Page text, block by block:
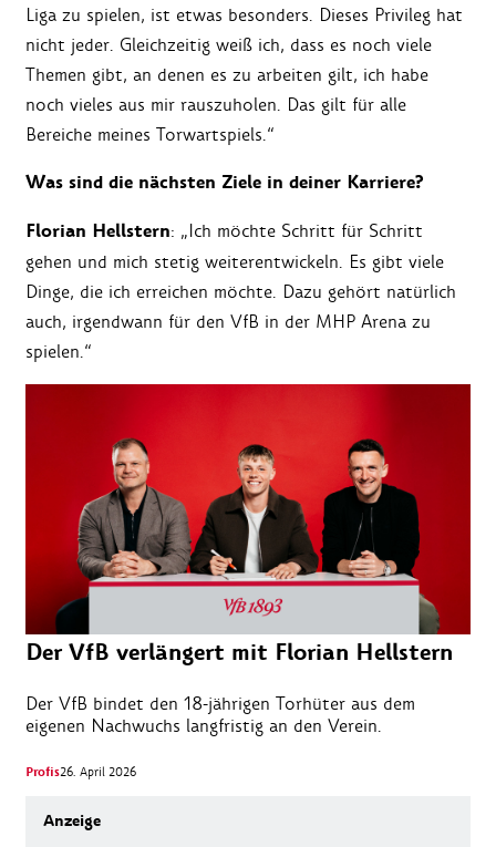
Liga zu spielen, ist etwas besonders. Dieses Privileg hat
nicht jeder. Gleichzeitig weiß ich, dass es noch viele
Themen gibt, an denen es zu arbeiten gilt, ich habe
noch vieles aus mir rauszuholen. Das gilt für alle
Bereiche meines Torwartspiels.“
Was sind die nächsten Ziele in deiner Karriere?
Florian Hellstern: „Ich möchte Schritt für Schritt
gehen und mich stetig weiterentwickeln. Es gibt viele
Dinge, die ich erreichen möchte. Dazu gehört natürlich
auch, irgendwann für den VfB in der MHP Arena zu
spielen.“
Der VfB verlängert mit Florian Hellstern
Der VfB bindet den 18-jährigen Torhüter aus dem
eigenen Nachwuchs langfristig an den Verein.
Profis26. April 2026